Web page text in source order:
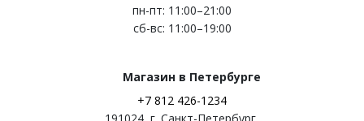
пн-пт: 11:00–21:00
сб-вс: 11:00–19:00
Магазин в Петербурге
+7 812 426-1234